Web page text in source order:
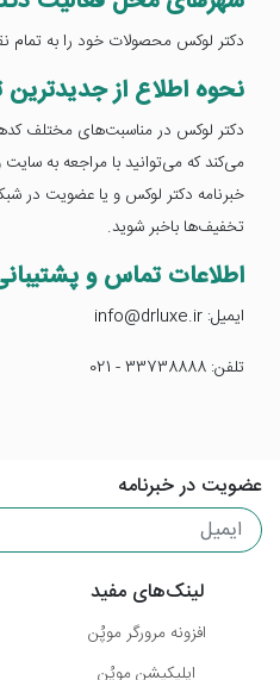
دکتر لوکس محصولات خود را به تمام
نحوه اطلاع از
دکتر لوکس در مناسبت‌های مختلف
می‌کند که می‌توانید با مراجعه به
خبرنامه دکتر لوکس و یا عضویت در
تخفیف‌ها باخبر شوید.
اطلاعات تماس و
ایمیل: info@drluxe.ir
تلفن: 33738888 - 021
عضویت در خبرنامه
لینک‌های مفید
افزونه مرورگر موپُن
اپلیکیشن موپُن